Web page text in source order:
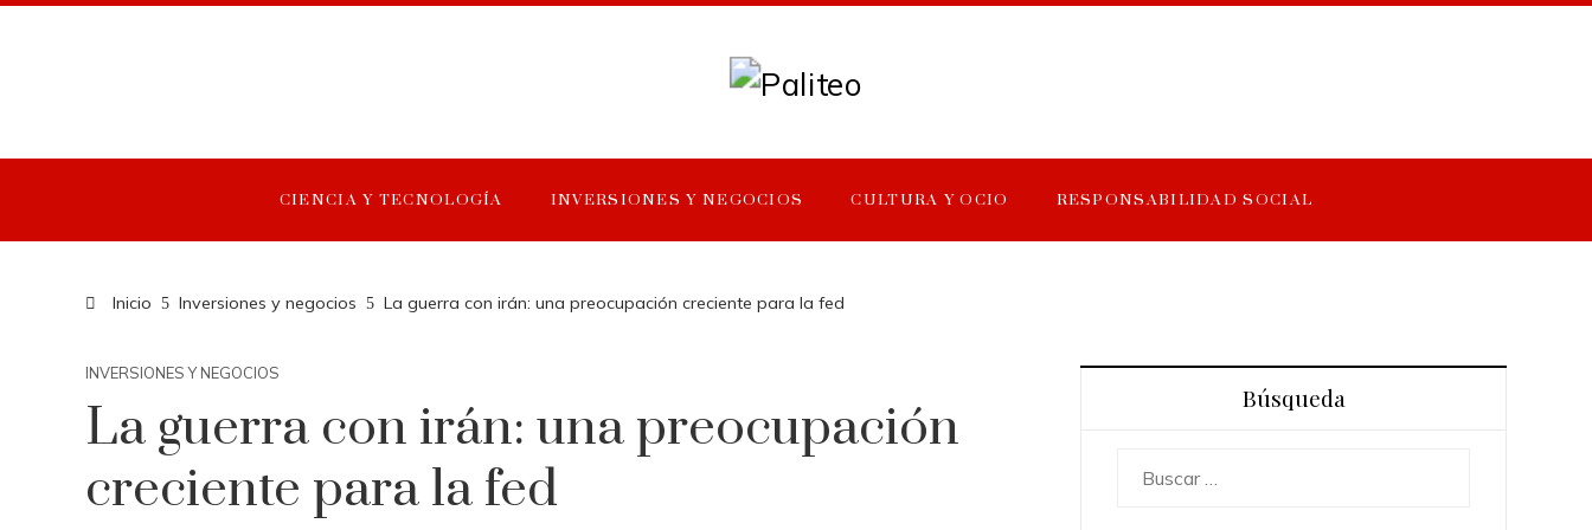
CIENCIA Y TECNOLOGÍA INVERSIONES Y NEGOCIOS CULTURA Y OCIO RESPONSABILIDAD SOCIAL
Inicio Inversiones y negocios La guerra con irán: una preocupación creciente para la fed
INVERSIONES Y NEGOCIOS
La guerra con irán: una preocupación
creciente para la fed
Búsqueda